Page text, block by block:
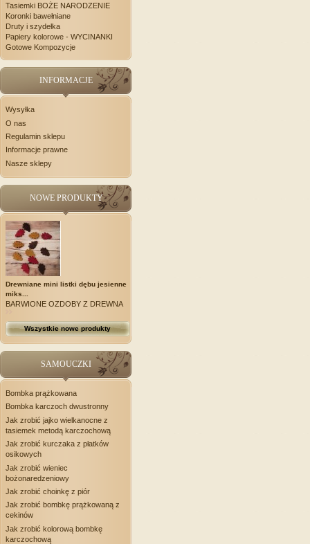
Tasiemki BOŻE NARODZENIE
Koronki bawełniane
Druty i szydełka
Papiery kolorowe - WYCINANKI
Gotowe Kompozycje
INFORMACJE
Wysyłka
O nas
Regulamin sklepu
Informacje prawne
Nasze sklepy
NOWE PRODUKTY
Drewniane mini listki dębu jesienne
miks...
BARWIONE OZDOBY Z DREWNA
Wszystkie nowe produkty
SAMOUCZKI
Bombka prążkowana
Bombka karczoch dwustronny
Jak zrobić jajko wielkanocne z
tasiemek metodą karczochową
Jak zrobić kurczaka z płatków
osikowych
Jak zrobić wieniec
bożonaredzeniowy
Jak zrobić choinkę z piór
Jak zrobić bombkę prążkowaną z
cekinów
Jak zrobić kolorową bombkę
karczochową